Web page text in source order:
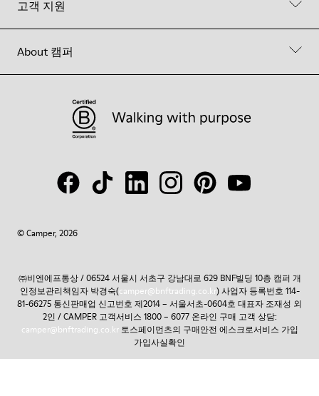
고객 지원
About 캠퍼
© Camper, 2026
㈜비엔에프통상 / 06524 서울시 서초구 강남대로 629 BNF빌딩 10층 캠퍼 개
인정보관리책임자 박경숙(camper@bnftrading.co.kr) 사업자 등록번호 114-
81-66275 통신판매업 신고번호 제2014 – 서울서초-0604호 대표자 조재성 외
2인 / CAMPER 고객서비스 1800 – 6077 온라인 구매 고객 상담:
camper@bnftrading.co.kr토스페이먼츠의 구매안전 에스크로서비스 가입
가입사실확인